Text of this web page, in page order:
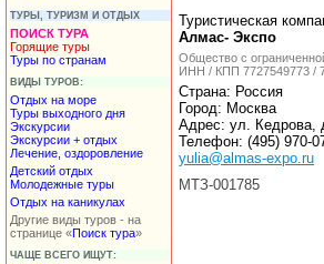
ТУРЫ, ТУРИЗМ И ОТДЫХ
ПОИСК ТУРА
Горящие туры
Туры по странам
ВИДЫ ТУРОВ:
Отдых на море
Туры выходного дня
Экскурсии
Экскурсии + отдых
Лечение, оздоровление
Детский отдых
Молодежные туры
Отдых на каникулах
Другие виды туров - на
странице «Поиск тура»
ЧАЩЕ ВСЕГО ИЩУТ:
Туристическая
Алмас- Экспо
Общество с
ИНН / КПП 7727549773 /
Страна: Россия
Город: Москва
Адрес: ул. Кедрова,
Телефон: (495) 970-
yulia@almas-expo.ru
МТЗ-001785